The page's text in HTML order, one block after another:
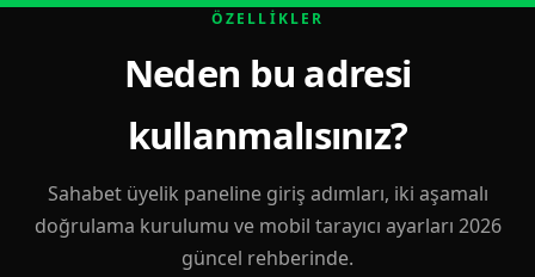
ÖZELLIKLER
Neden bu adresi
kullanmalısınız?
Sahabet üyelik paneline giriş adımları, iki aşamalı
doğrulama kurulumu ve mobil tarayıcı ayarları 2026
güncel rehberinde.